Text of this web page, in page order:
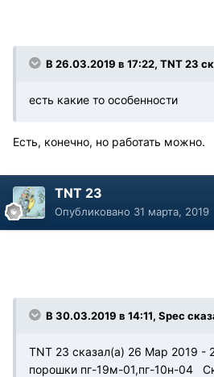
В 26.03.2019 в 17:22, TNT 23
есть какие то особенности
Есть, конечно, но работать можно.
TNT 23
Опубликовано 31 марта, 2019
В 30.03.2019 в 14:11, Spec
TNT 23 сказал(а) 26 Мар 2019 -
порошки пг-19м-01,пг-10н-04